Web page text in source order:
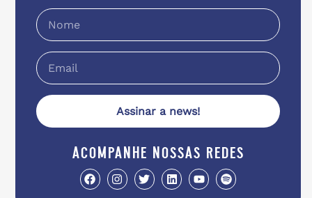
Assinar a news!
acompanhe nossas redes